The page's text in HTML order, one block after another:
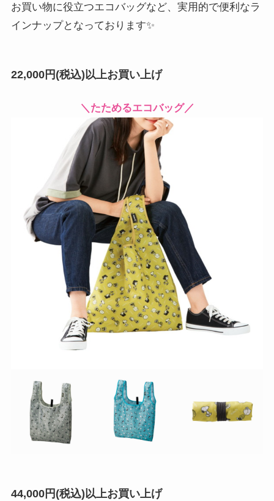
お買い物に役立つエコバッグなど、実用的で便利なラ
インナップとなっております✨
22,000円(税込)以上お買い上げ
＼たためるエコバッグ／
44,000円(税込)以上お買い上げ